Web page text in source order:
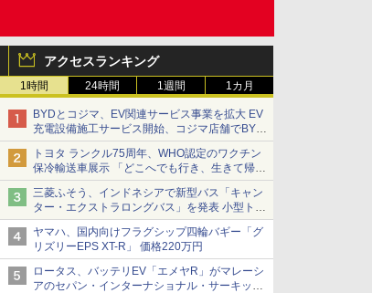
アクセスランキング
1時間 24時間 1週間 1カ月
BYDとコジマ、EV関連サービス事業を拡大 EV
充電設備施工サービス開始、コジマ店舗でBYD
車の展示・試乗イベントを強化
トヨタ ランクル75周年、WHO認定のワクチン
保冷輸送車展示 「どこへでも行き、生きて帰っ
てこられる」ランドクルーザーで命をつなぐ
三菱ふそう、インドネシアで新型バス「キャン
ター・エクストラロングバス」を発表 小型トラ
ックベースの観光・旅客輸送向けバス
ヤマハ、国内向けフラグシップ四輪バギー「グ
リズリーEPS XT-R」 価格220万円
ロータス、バッテリEV「エメヤR」がマレーシ
アのセパン・インターナショナル・サーキット